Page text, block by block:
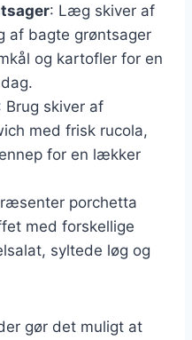
: Læg skiver af
af bagte grøntsager
og kartofler for en
Brug skiver af
med frisk rucola,
for en lækker
porchetta
med forskellige
syltede løg og
gør det muligt at